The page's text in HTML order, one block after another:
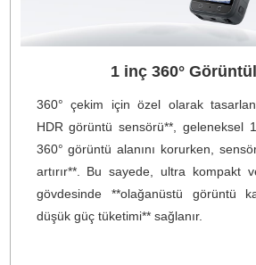
DJI’nın mıknatıslı
kullanımını hızlı ve pratik
tasarımı sayesinde (10 m su
koşulda çekime hazır
Görsel ve
**10‑bit renk derinliği** ve